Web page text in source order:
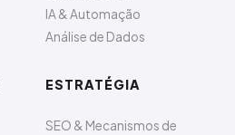
IA & Automação
Análise de Dados
ESTRATÉGIA
SEO & Mecanismos de